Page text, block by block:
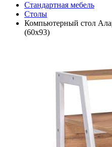
Стандартная мебель
Столы
Компьютерный стол
(60x93)